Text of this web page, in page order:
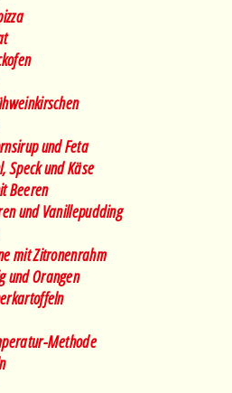
und Feta
Speck und Käse
Beeren
und Vanillepudding
mit Zitronenrahm
und Orangen
Methode